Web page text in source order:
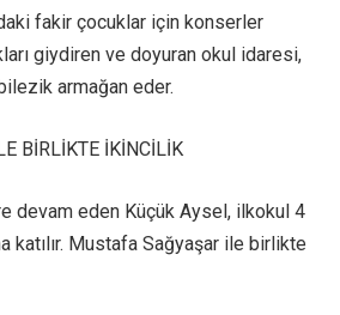
fakir çocuklar için konserler
giydiren ve doyuran okul idaresi,
armağan eder.
BİRLİKTE İKİNCİLİK
devam eden Küçük Aysel, ilkokul 4
katılır. Mustafa Sağyaşar ile birlikte